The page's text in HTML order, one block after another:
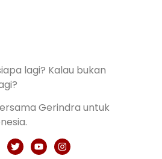
lagi? Kalau bukan
Gerindra untuk